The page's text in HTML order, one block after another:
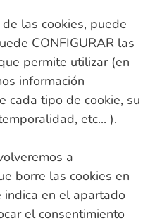
las cookies, puede
CONFIGURAR las
permite utilizar (en
información
cada tipo de cookie, su
etc... ).
a
borre las cookies en
en el apartado
el consentimiento